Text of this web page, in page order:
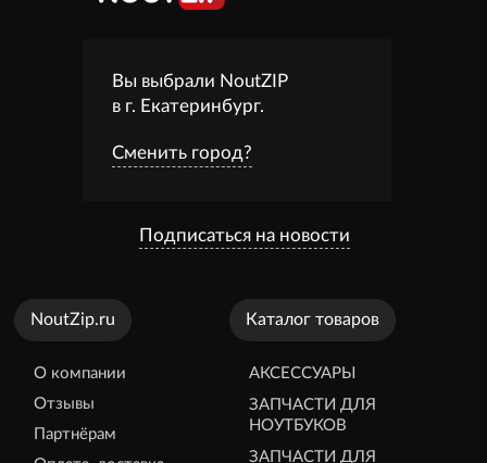
Вы выбрали NoutZIP
в г. Екатеринбург.
Сменить город?
Подписаться на новости
NoutZip.ru
О компании
Отзывы
Партнёрам
Каталог товаров
АКСЕССУАРЫ
ЗАПЧАСТИ ДЛЯ
НОУТБУКОВ
ЗАПЧАСТИ ДЛЯ